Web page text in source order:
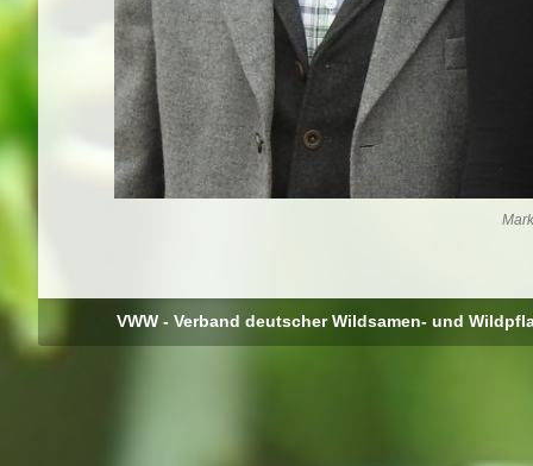
VWW - Verband deutscher Wildsamen- und